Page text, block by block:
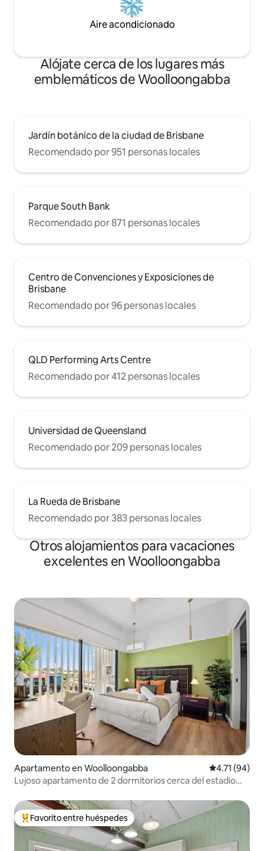
Aire acondicionado
Alójate cerca de los lugares más
emblemáticos de Woolloongabba
Jardín botánico de la ciudad de Brisbane
Recomendado por 951 personas locales
Parque South Bank
Recomendado por 871 personas locales
Centro de Convenciones y Exposiciones de
Brisbane
Recomendado por 96 personas locales
QLD Performing Arts Centre
Recomendado por 412 personas locales
Universidad de Queensland
Recomendado por 209 personas locales
La Rueda de Brisbane
Recomendado por 383 personas locales
Otros alojamientos para vacaciones
excelentes en Woolloongabba
Apartamento en Woolloongabba Calificación
4.71 (94)
Lujoso apartamento de 2 dormitorios cerca del estadio
Favorito entre huéspedes preferido
Favorito entre huéspedes